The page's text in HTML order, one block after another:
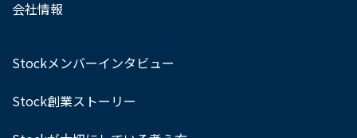
会社情報
Stockメンバーインタビュー
Stock創業ストーリー